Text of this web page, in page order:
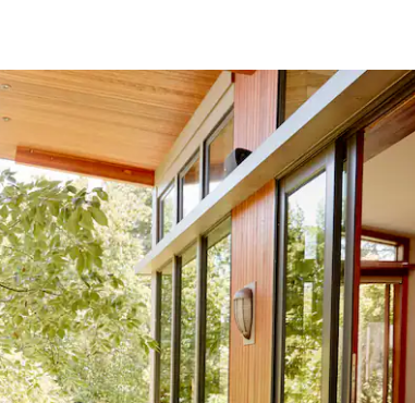
klávesov so šípkami nahor a nadol alebo ich